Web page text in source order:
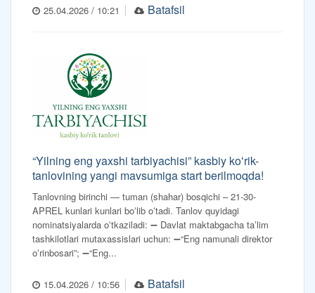
25.04.2026 / 10:21 Batafsil
“Yilning eng yaxshi tarbiyachisi” kasbiy koʻrik-
tanlovining yangi mavsumiga start berilmoqda!
Tanlovning birinchi — tuman (shahar) bosqichi – 21-30-
APREL kunlari kunlari boʻlib oʻtadi. Tanlov quyidagi
nominatsiyalarda oʻtkaziladi: ➖ Davlat maktabgacha taʼlim
tashkilotlari mutaxassislari uchun: ➖“Eng namunali direktor
oʻrinbosari”; ➖“Eng...
15.04.2026 / 10:56 Batafsil